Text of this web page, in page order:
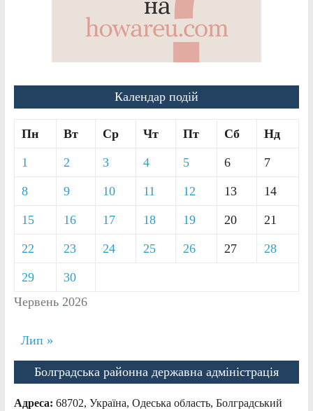
Календар подій
Червень 2026
Пн Вт Ср Чт Пт Сб Нд
1 2 3 4 5 6 7
8 9 10 11 12 13 14
15 16 17 18 19 20 21
22 23 24 25 26 27 28
29 30
Лип »
Болградська районна державна адміністрація
Адреса: 68702, Україна, Одеська область, Болградський